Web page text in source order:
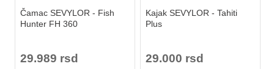
Čamac SEVYLOR - Fish
Hunter FH 360
29.989 rsd
Kajak SEVYLOR - Tahiti
Plus
29.000 rsd